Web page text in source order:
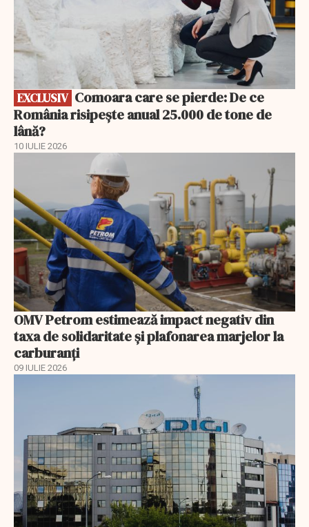
EXCLUSIV
România risipește anual 25.000 de tone de
lână?
10 IULIE 2026
OMV Petrom estimează impact negativ din
taxa de solidaritate și plafonarea marjelor la
carburanți
09 IULIE 2026